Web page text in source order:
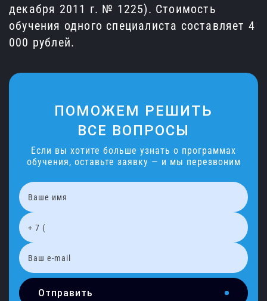
декабря 2011 г. № 1225). Стоимость
обучения одного специалиста составляет 4
000 рублей.
ПОМОЖЕМ РЕШИТЬ
ВСЕ ВОПРОСЫ
Если вы хотите больше узнать о программах
обучения, оставьте заявку — и мы перезвоним
Отправить